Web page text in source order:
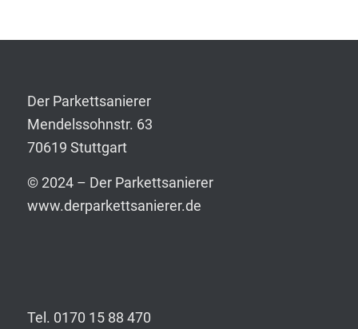
Der Parkettsanierer
Mendelssohnstr. 63
70619 Stuttgart
© 2024 – Der Parkettsanierer
www.derparkettsanierer.de
Tel. 0170 15 88 470